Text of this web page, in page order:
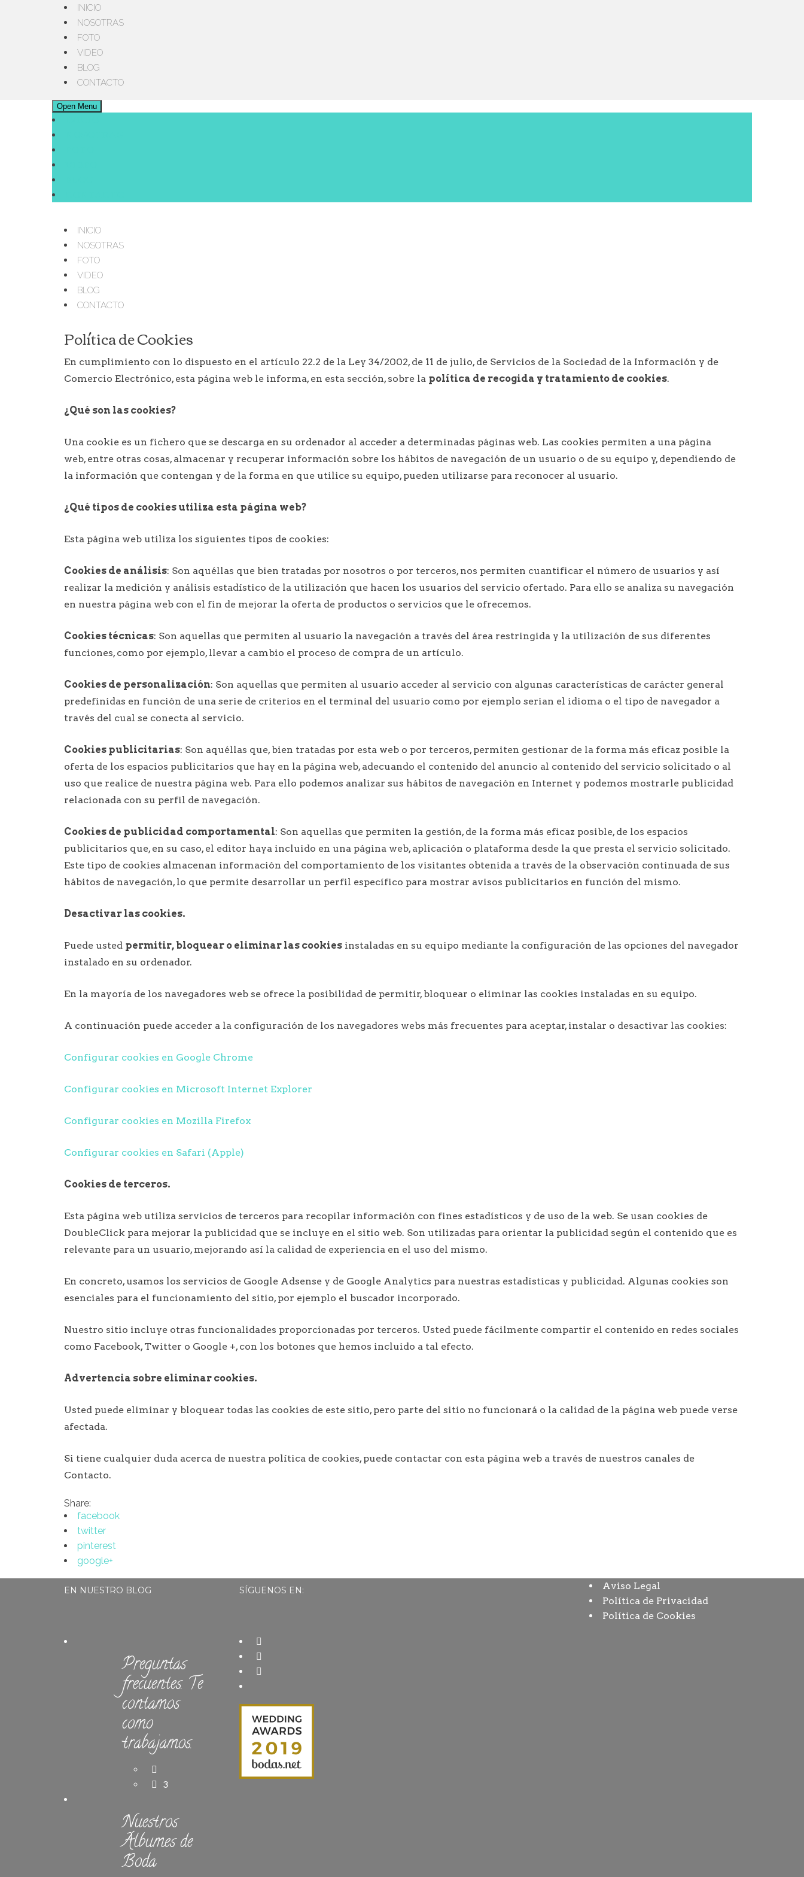
INICIO
NOSOTRAS
FOTO
VIDEO
BLOG
CONTACTO
Open Menu
INICIO
NOSOTRAS
FOTO
VIDEO
BLOG
CONTACTO
Política de Cookies
En cumplimiento con lo dispuesto en el artículo 22.2 de la Ley 34/2002, de 11 de julio, de Servicios de la Sociedad de la Información y de
Comercio Electrónico, esta página web le informa, en esta sección, sobre la política de recogida y tratamiento de cookies.
¿Qué son las cookies?
Una cookie es un fichero que se descarga en su ordenador al acceder a determinadas páginas web. Las cookies permiten a una página
web, entre otras cosas, almacenar y recuperar información sobre los hábitos de navegación de un usuario o de su equipo y, dependiendo de
la información que contengan y de la forma en que utilice su equipo, pueden utilizarse para reconocer al usuario.
¿Qué tipos de cookies utiliza esta página web?
Esta página web utiliza los siguientes tipos de cookies:
Cookies de análisis: Son aquéllas que bien tratadas por nosotros o por terceros, nos permiten cuantificar el número de usuarios y así
realizar la medición y análisis estadístico de la utilización que hacen los usuarios del servicio ofertado. Para ello se analiza su navegación
en nuestra página web con el fin de mejorar la oferta de productos o servicios que le ofrecemos.
Cookies técnicas: Son aquellas que permiten al usuario la navegación a través del área restringida y la utilización de sus diferentes
funciones, como por ejemplo, llevar a cambio el proceso de compra de un artículo.
Cookies de personalización: Son aquellas que permiten al usuario acceder al servicio con algunas características de carácter general
predefinidas en función de una serie de criterios en el terminal del usuario como por ejemplo serian el idioma o el tipo de navegador a
través del cual se conecta al servicio.
Cookies publicitarias: Son aquéllas que, bien tratadas por esta web o por terceros, permiten gestionar de la forma más eficaz posible la
oferta de los espacios publicitarios que hay en la página web, adecuando el contenido del anuncio al contenido del servicio solicitado o al
uso que realice de nuestra página web. Para ello podemos analizar sus hábitos de navegación en Internet y podemos mostrarle publicidad
relacionada con su perfil de navegación.
Cookies de publicidad comportamental: Son aquellas que permiten la gestión, de la forma más eficaz posible, de los espacios
publicitarios que, en su caso, el editor haya incluido en una página web, aplicación o plataforma desde la que presta el servicio solicitado.
Este tipo de cookies almacenan información del comportamiento de los visitantes obtenida a través de la observación continuada de sus
hábitos de navegación, lo que permite desarrollar un perfil específico para mostrar avisos publicitarios en función del mismo.
Desactivar las cookies.
Puede usted permitir, bloquear o eliminar las cookies instaladas en su equipo mediante la configuración de las opciones del navegador
instalado en su ordenador.
En la mayoría de los navegadores web se ofrece la posibilidad de permitir, bloquear o eliminar las cookies instaladas en su equipo.
A continuación puede acceder a la configuración de los navegadores webs más frecuentes para aceptar, instalar o desactivar las cookies:
Configurar cookies en Google Chrome
Configurar cookies en Microsoft Internet Explorer
Configurar cookies en Mozilla Firefox
Configurar cookies en Safari (Apple)
Cookies de terceros.
Esta página web utiliza servicios de terceros para recopilar información con fines estadísticos y de uso de la web. Se usan cookies de
DoubleClick para mejorar la publicidad que se incluye en el sitio web. Son utilizadas para orientar la publicidad según el contenido que es
relevante para un usuario, mejorando así la calidad de experiencia en el uso del mismo.
En concreto, usamos los servicios de Google Adsense y de Google Analytics para nuestras estadísticas y publicidad. Algunas cookies son
esenciales para el funcionamiento del sitio, por ejemplo el buscador incorporado.
Nuestro sitio incluye otras funcionalidades proporcionadas por terceros. Usted puede fácilmente compartir el contenido en redes sociales
como Facebook, Twitter o Google +, con los botones que hemos incluido a tal efecto.
Advertencia sobre eliminar cookies.
Usted puede eliminar y bloquear todas las cookies de este sitio, pero parte del sitio no funcionará o la calidad de la página web puede verse
afectada.
Si tiene cualquier duda acerca de nuestra política de cookies, puede contactar con esta página web a través de nuestros canales de
Contacto.
Share:
facebook
twitter
pinterest
google+
EN NUESTRO BLOG
Preguntas
frecuentes. Te
contamos
como
trabajamos.
3
Nuestros
Álbumes de
Boda
SÍGUENOS EN:
Aviso Legal
Política de Privacidad
Política de Cookies